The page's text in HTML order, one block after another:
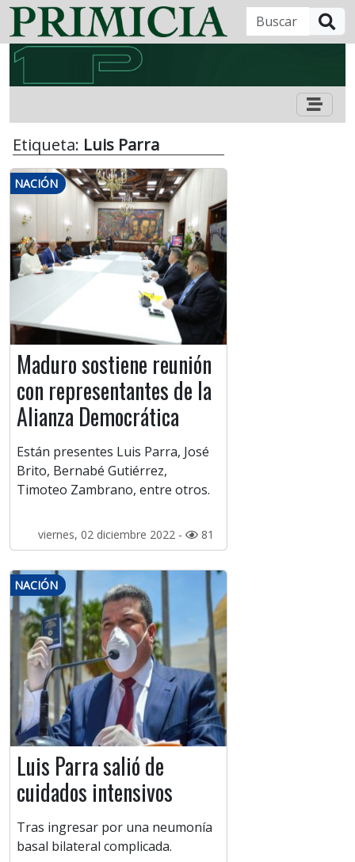
Etiqueta: Luis Parra
NACIÓN
Maduro sostiene reunión
con representantes de la
Alianza Democrática
Están presentes Luis Parra, José
Brito, Bernabé Gutiérrez,
Timoteo Zambrano, entre otros.
viernes, 02 diciembre 2022 - 81
NACIÓN
Luis Parra salió de
cuidados intensivos
Tras ingresar por una neumonía
basal bilateral complicada.